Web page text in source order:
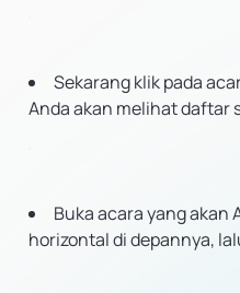
Sekarang klik pada
Anda akan melihat daftar
Buka acara yang akan
horizontal di depannya,